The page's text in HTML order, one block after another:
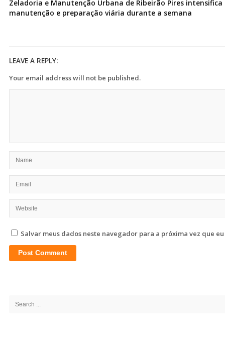
Zeladoria e Manutenção Urbana de Ribeirão Pires intensifica
manutenção e preparação viária durante a semana
LEAVE A REPLY:
Your email address will not be published.
Salvar meus dados neste navegador para a próxima vez que
Search